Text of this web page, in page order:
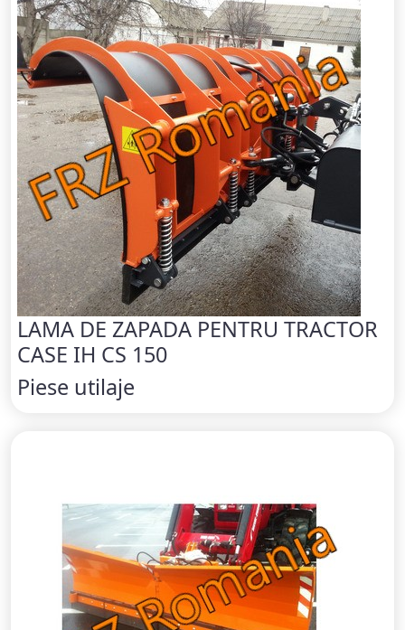
LAMA DE ZAPADA PENTRU TRACTOR
CASE IH CS 150
Piese utilaje